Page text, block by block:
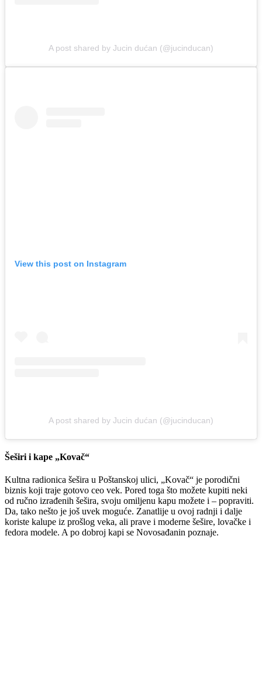
A post shared by Jucin dućan (@jucinducan)
View this post on Instagram
A post shared by Jucin dućan (@jucinducan)
Šeširi i kape „Kovač“
Kultna radionica šešira u Poštanskoj ulici, „Kovač“ je porodični
biznis koji traje gotovo ceo vek. Pored toga što možete kupiti neki
od ručno izrađenih šešira, svoju omiljenu kapu možete i – popraviti.
Da, tako nešto je još uvek moguće. Zanatlije u ovoj radnji i dalje
koriste kalupe iz prošlog veka, ali prave i moderne šešire, lovačke i
fedora modele. A po dobroj kapi se Novosađanin poznaje.